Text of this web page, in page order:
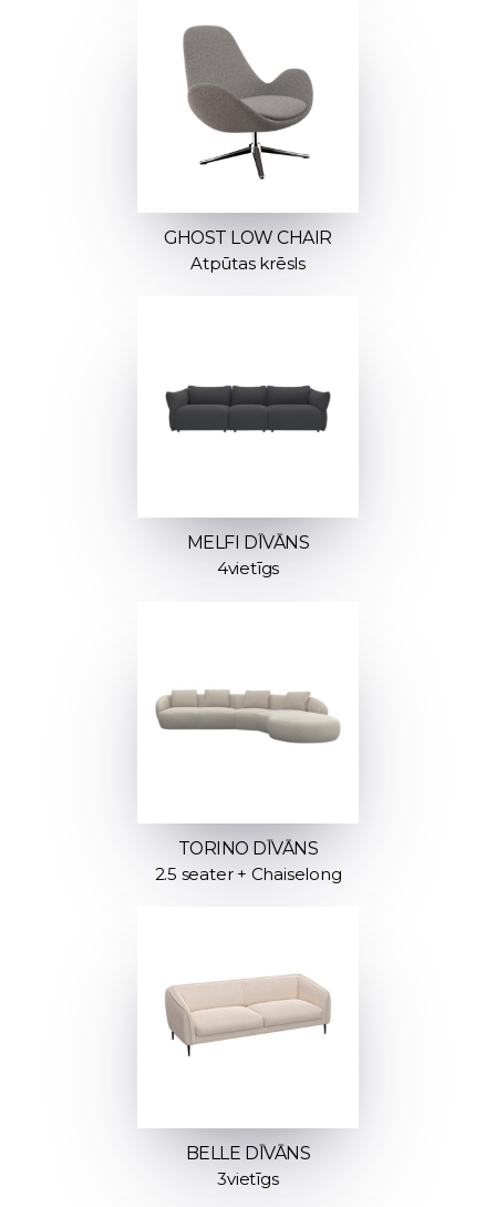
GHOST LOW CHAIR
Atpūtas krēsls
MELFI DĪVĀNS
4vietīgs
TORINO DĪVĀNS
2.5 seater + Chaiselong
BELLE DĪVĀNS
3vietīgs